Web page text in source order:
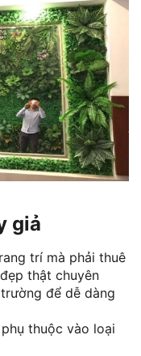
giả
trí mà phải thuê
thật chuyên
để dễ dàng
thuộc vào loại